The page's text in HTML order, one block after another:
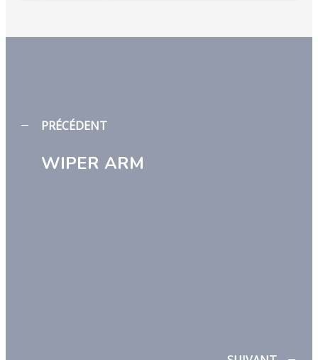
PRÉCÉDENT
WIPER ARM